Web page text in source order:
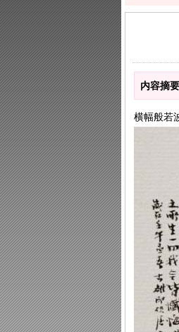
内容摘要
横幅般若